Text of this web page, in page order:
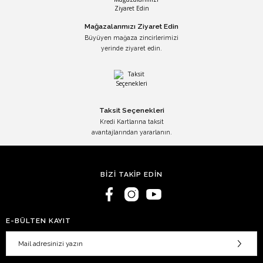
Mağazalarımızı Ziyaret Edin
Büyüyen mağaza zincirlerimizi
yerinde ziyaret edin.
Taksit Seçenekleri
Kredi Kartlarına taksit
avantajlarından yararlanın.
BİZİ TAKİP EDİN
E-BÜLTEN KAYIT